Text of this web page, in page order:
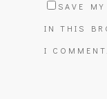
SAVE
IN THIS
I COMMENT.